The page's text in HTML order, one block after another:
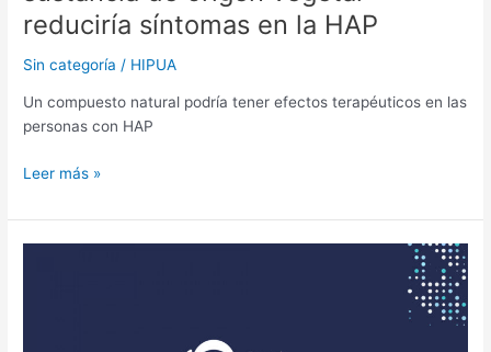
reduciría síntomas en la HAP
Sin categoría / HIPUA
Un compuesto natural podría tener efectos terapéuticos en las
personas con HAP
Leer más »